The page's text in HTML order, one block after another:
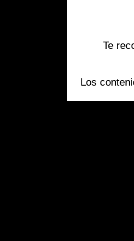
Te
Los